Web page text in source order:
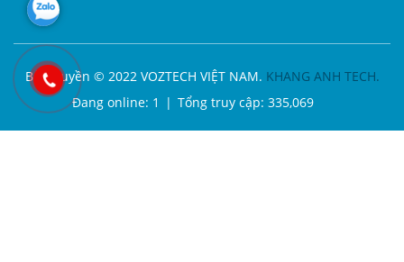
Bản quyền © 2022 VOZTECH VIỆT NAM. KHANG ANH TECH.
Đang online: 1 | Tổng truy cập: 335,069